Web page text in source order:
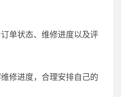
单状态、维修进度以及评
修进度，合理安排自己的